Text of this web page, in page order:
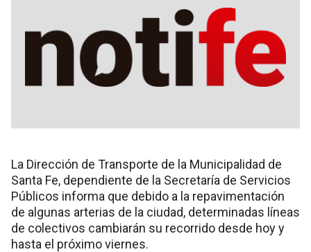
La Dirección de Transporte de la Municipalidad de
Santa Fe, dependiente de la Secretaría de Servicios
Públicos informa que debido a la repavimentación
de algunas arterias de la ciudad, determinadas líneas
de colectivos cambiarán su recorrido desde hoy y
hasta el próximo viernes.